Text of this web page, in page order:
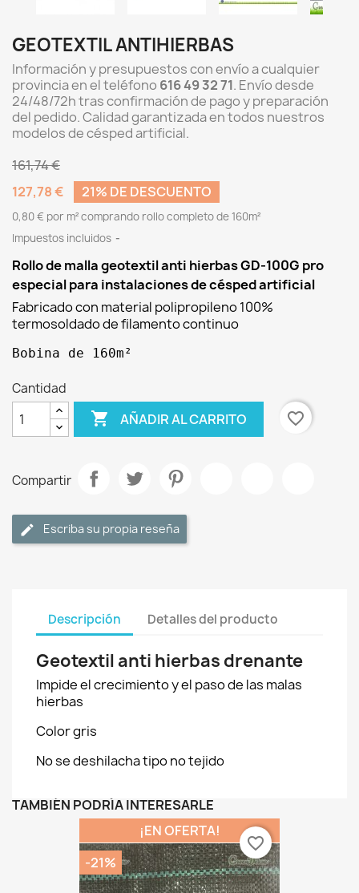
GEOTEXTIL ANTIHIERBAS
Información y presupuestos con envío a cualquier
provincia en el teléfono 616 49 32 71. Envío desde
24/48/72h tras confirmación de pago y preparación
del pedido. Calidad garantizada en todos nuestros
modelos de césped artificial.
161,74 €
127,78 €
21% DE DESCUENTO
0,80 € por m² comprando rollo completo de 160m²
Impuestos incluidos
Rollo de malla geotextil anti hierbas GD-100G pro
especial para instalaciones de césped artificial
Fabricado con material polipropileno 100%
termosoldado de filamento continuo
Bobina de 160m²
Cantidad
 AÑADIR AL CARRITO favorite_border
Compartir
Escriba su propia reseña
Descripción Detalles del producto
Geotextil anti hierbas drenante
Impide el crecimiento y el paso de las malas
hierbas
Color gris
No se deshilacha tipo no tejido
TAMBIÉN PODRÍA INTERESARLE
¡EN OFERTA!
-21%
favorite_border